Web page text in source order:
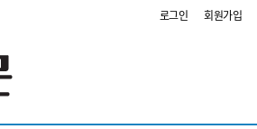
로그인 회원가입